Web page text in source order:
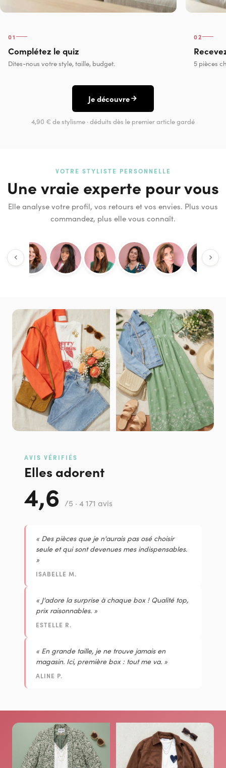
01
Complétez le quiz
Dites-nous votre style, taille, budget.
02
5 pièces
Je découvre
4,90 € de stylisme · déduits dès le premier article gardé
VOTRE STYLISTE PERSONNELLE
Une vraie experte pour vous
Elle analyse votre profil, vos retours et vos envies. Plus vous
commandez, plus elle vous connaît.
AVIS VÉRIFIÉS
Elles adorent
4,6 /5 · 4 171 avis
« Des pièces que je n'aurais pas osé choisir
seule et qui sont devenues mes indispensables.
»
ISABELLE M.
« J'adore la surprise à chaque box ! Qualité top,
prix raisonnables. »
ESTELLE R.
« En grande taille, je ne trouve jamais en
magasin. Ici, première box : tout me va. »
ALINE P.